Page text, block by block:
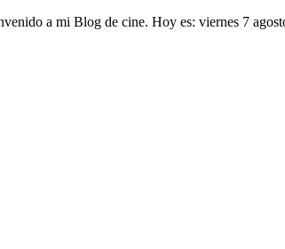
Saltar a mi Blog de cine. Hoy es: viernes 7